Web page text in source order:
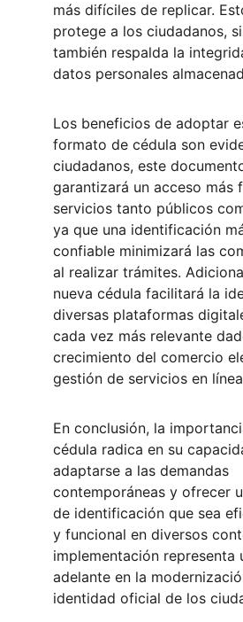
más difíciles de replicar.
protege a los ciudadanos,
también respalda la
datos personales
Los beneficios de adoptar
formato de cédula son
ciudadanos, este
garantizará un acceso más
servicios tanto públicos
ya que una identificación
confiable minimizará las
al realizar trámites.
nueva cédula facilitará la
diversas plataformas
cada vez más relevante
crecimiento del comercio
gestión de servicios en
En conclusión, la
cédula radica en su
adaptarse a las demandas
contemporáneas y ofrecer
de identificación que sea
y funcional en diversos
implementación representa
adelante en la
identidad oficial de los